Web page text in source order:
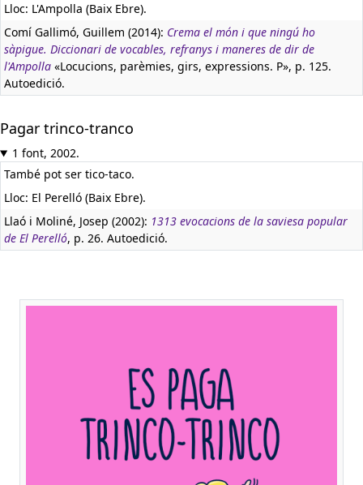
Lloc: L'Ampolla (Baix Ebre).
Comí Gallimó, Guillem (2014): Crema el món i que ningú ho
sàpigue. Diccionari de vocables, refranys i maneres de dir de
l'Ampolla «Locucions, parèmies, girs, expressions. P», p. 125.
Autoedició.
Pagar trinco-tranco
1 font, 2002.
També pot ser tico-taco.
Lloc: El Perelló (Baix Ebre).
Llaó i Moliné, Josep (2002): 1313 evocacions de la saviesa popular
de El Perelló, p. 26. Autoedició.